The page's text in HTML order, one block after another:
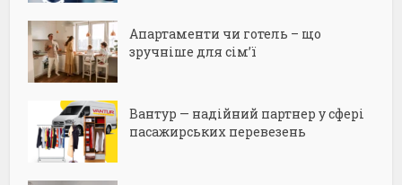
Апартаменти чи готель – що
зручніше для сім’ї
Вантур — надійний партнер у сфері
пасажирських перевезень